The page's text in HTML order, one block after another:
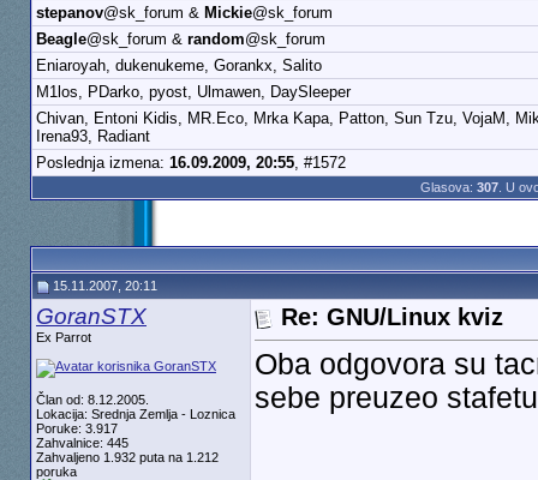
stepanov@sk_forum & Mickie@sk_forum
Beagle@sk_forum & random@sk_forum
Eniaroyah, dukenukeme, Gorankx, Salito
M1los, PDarko, pyost, Ulmawen, DaySleeper
Chivan, Entoni Kidis, MR.Eco, Mrka Kapa, Patton, Sun Tzu, VojaM,
Irena93, Radiant
Poslednja izmena: 16.09.2009, 20:55, #1572
Glasova: 307. U
15.11.2007, 20:11
GoranSTX
Ex Parrot
Član od: 8.12.2005.
Lokacija: Srednja Zemlja - Loznica
Poruke: 3.917
Zahvalnice: 445
Zahvaljeno 1.932 puta na 1.212
poruka
Re: GNU/Linux kviz
Oba odgovora su
sebe preuzeo